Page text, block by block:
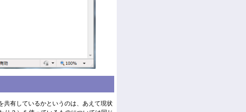
共有しているかというのは、あえて現状